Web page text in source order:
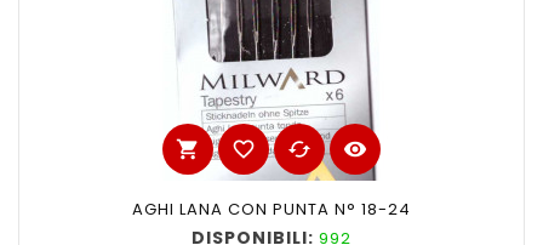
shopping_cart favorite_border cached visibility
AGHI LANA CON PUNTA N° 18-24
DISPONIBILI: 992